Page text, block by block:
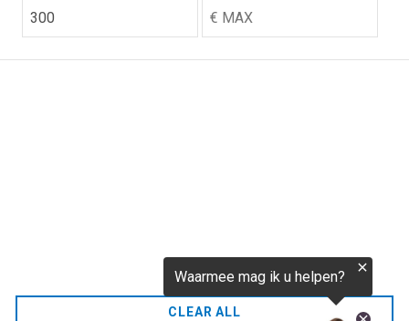
CLEAR ALL
Thuis
FAQ